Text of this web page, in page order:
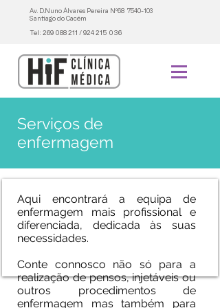
Av. D.Nuno Álvares Pereira Nº68 7540-103
Santiago do Cacém
Tel: 269 088 211 /924 215 036
Serviços de
enfermagem
Aqui encontrará a equipa de
enfermagem mais profissional e
diferenciada, dedicada às suas
necessidades.
Conte connosco não só para a
realização de pensos, injetáveis ou
outros procedimentos de
enfermagem mas também para